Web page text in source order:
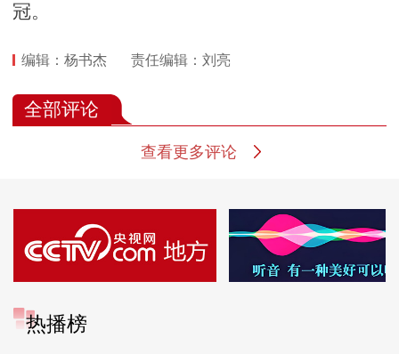
冠。
编辑：杨书杰 责任编辑：刘亮
全部评论
查看更多评论
热播榜